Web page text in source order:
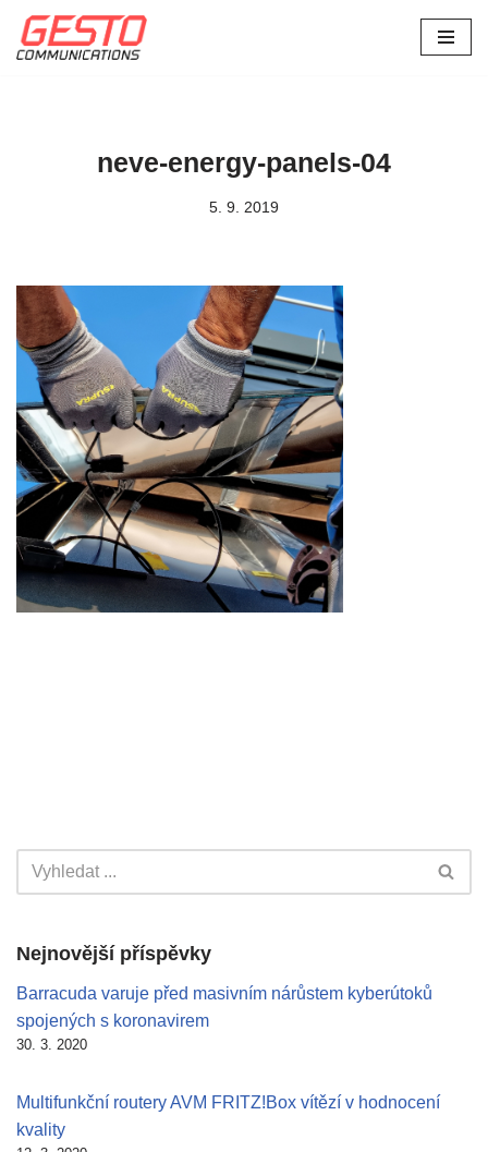
Přeskočit
neve-energy-panels-04
5. 9. 2019
Nejnovější příspěvky
Barracuda varuje před masivním nárůstem kyberútoků
spojených s koronavirem
30. 3. 2020
Multifunkční routery AVM FRITZ!Box vítězí v hodnocení
kvality